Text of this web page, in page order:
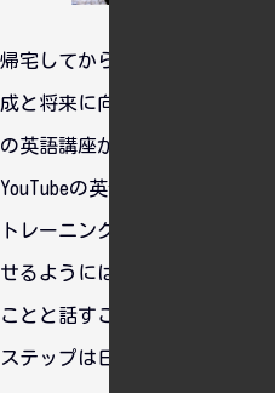
帰宅してからは、英語や投資
成と将来に向けて行動していま
の英語講座がリスニングのト
YouTubeの英会話動画と合わせ
トレーニングに活用していま
せるようにはならないことを
ことと話すことに集中し、補
ステップは日常生活からの日